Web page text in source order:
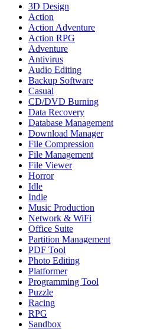
3D Design
Action
Action Adventure
Action RPG
Adventure
Antivirus
Audio Editing
Backup Software
Casual
CD/DVD Burning
Data Recovery
Database Management
Download Manager
File Compression
File Management
File Viewer
Horror
Idle
Indie
Music Production
Network & WiFi
Office Suite
Partition Management
PDF Tool
Photo Editing
Platformer
Programming Tool
Puzzle
Racing
RPG
Sandbox